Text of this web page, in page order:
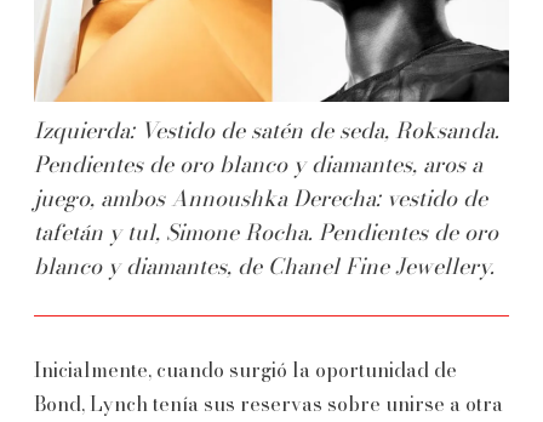
Izquierda: Vestido de satén de seda, Roksanda.
Pendientes de oro blanco y diamantes, aros a
juego, ambos Annoushka Derecha: vestido de
tafetán y tul, Simone Rocha. Pendientes de oro
blanco y diamantes, de Chanel Fine Jewellery.
Inicialmente, cuando surgió la oportunidad de
Bond, Lynch tenía sus reservas sobre unirse a otra